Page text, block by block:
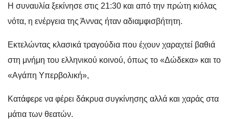
Η συναυλία ξεκίνησε στις 21:30 και από την πρώτη κιόλας
νότα, η ενέργεια της Άννας ήταν αδιαμφισβήτητη.
Εκτελώντας κλασικά τραγούδια που έχουν χαραχτεί βαθιά
στη μνήμη του ελληνικού κοινού, όπως το «Δώδεκα» και το
«Αγάπη Υπερβολική»,
Κατάφερε να φέρει δάκρυα συγκίνησης αλλά και χαράς στα
μάτια των θεατών.